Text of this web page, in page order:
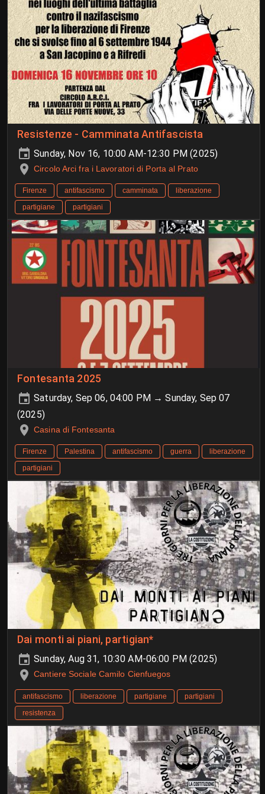
Resistenze - Camminata Antifascista
Sunday, Nov 16, 10:00 AM-12:30 PM (2025)
Circolo Arci fra i Lavoratori di Porta al Prato
Firenze antifascismo camminata
liberazione
partigiane
partigiani
Fontesanta 2025
Saturday, Sep 06, 04:00 PM → Sunday, Sep 07
(2025)
Casina di Fontesanta
Firenze Palestina antifascismo guerra
liberazione
partigiani
Dai monti ai piani, partigian*
Sunday, Aug 31, 10:30 AM-06:00 PM (2025)
Cantiere Sociale Camilo Cienfuegos
antifascismo liberazione partigiane
partigiani
resistenza